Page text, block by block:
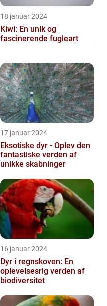
18 januar 2024
Kiwi: En unik og
fascinerende fugleart
17 januar 2024
Eksotiske dyr - Oplev den
fantastiske verden af
unikke skabninger
16 januar 2024
Dyr i regnskoven: En
oplevelsesrig verden af
biodiversitet